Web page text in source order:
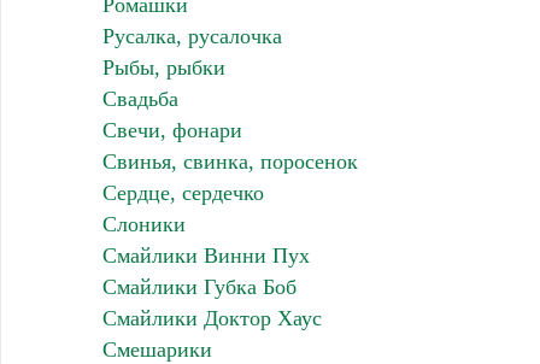
Ромашки
Русалка, русалочка
Рыбы, рыбки
Свадьба
Свечи, фонари
Свинья, свинка, поросенок
Сердце, сердечко
Слоники
Смайлики Винни Пух
Смайлики Губка Боб
Смайлики Доктор Хаус
Смешарики